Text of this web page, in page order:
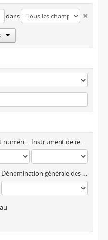
dans
Document numérique disponible Instrument de recherche
Dénomination générale des documents